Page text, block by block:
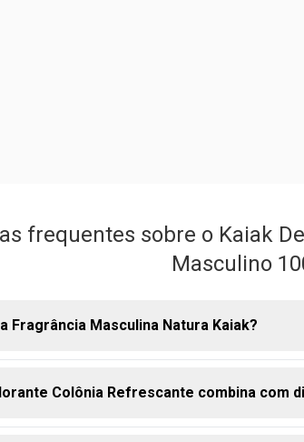
frequentes sobre o Kaiak
Masculino
Fragrância Masculina Natura Kaiak?
perfil fresco, aquático e energizante, ideal
Colônia Refrescante combina com